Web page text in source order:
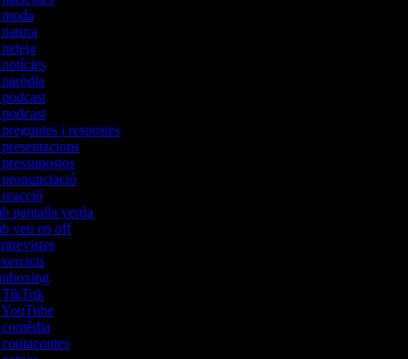
notícies
paròdia
i respostes
pronunciació
pantalla verda
veu en off
TikTok
YouTube